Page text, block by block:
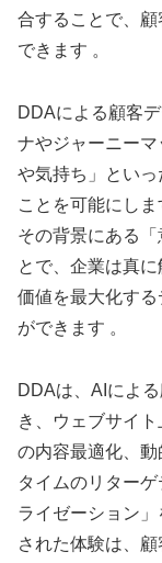
合することで、
できます 。
DDAによる顧客
ナやジャーニー
や気持ち」とい
ことを可能にし
その背景にある
とで、企業は真
価値を最大化す
ができます 。
DDAは、AIによ
き、ウェブサイ
の内容最適化、
タイムのリター
ライゼーション
された体験は、